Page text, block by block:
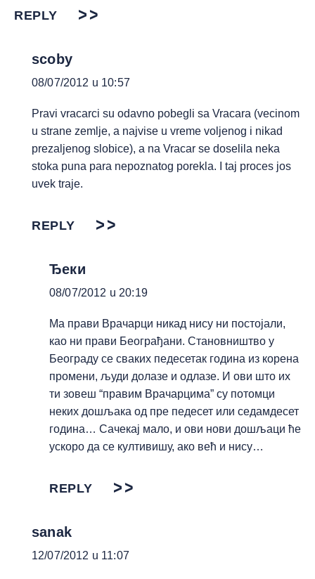
REPLY
scoby
08/07/2012 u 10:57
Pravi vracarci su odavno pobegli sa Vracara (vecinom
u strane zemlje, a najvise u vreme voljenog i nikad
prezaljenog slobice), a na Vracar se doselila neka
stoka puna para nepoznatog porekla. I taj proces jos
uvek traje.
REPLY
Ђеки
08/07/2012 u 20:19
Ма прави Врачарци никад нису ни постојали,
као ни прави Београђани. Становништво у
Београду се сваких педесетак година из корена
промени, људи долазе и одлазе. И ови што их
ти зовеш “правим Врачарцима” су потомци
неких дошљака од пре педесет или седамдесет
година… Сачекај мало, и ови нови дошљаци ће
ускоро да се култивишу, ако већ и нису…
REPLY
sanak
12/07/2012 u 11:07